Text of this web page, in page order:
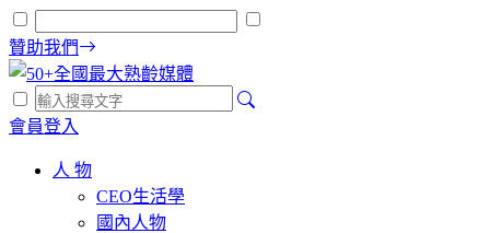
贊助我們
會員登入
人 物
CEO生活學
國內人物